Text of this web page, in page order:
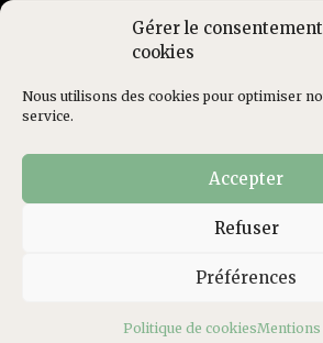
Gérer le
cookies
Nous utilisons des cookies pour optimiser
service.
Accepter
Refuser
Préférences
Politique de cookiesMentions
Qui sommes-nous ? Contact
Mentions légales Politique
© CFJ - Tous droits